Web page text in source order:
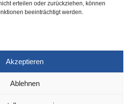
erteilen oder zurückziehen, können
beeinträchtigt werden.
Akzeptieren
Ablehnen
flüchteten drei Personen aus einem Pkw